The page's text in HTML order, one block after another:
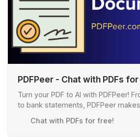
PDFPeer - Chat with PDFs
Turn your PDF to AI with PDFPeer!
to bank statements, PDFPeer
more
Chat with PDFs for free!